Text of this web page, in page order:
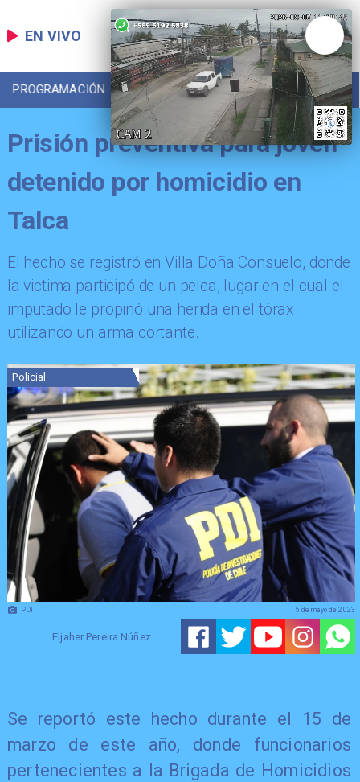
EN VIVO
PROGRAMACIÓN LOCAL DEPORTES
Prisión preventiva para joven
detenido por homicidio en
Talca
​El hecho se registró en Villa Doña Consuelo, donde
la victima participó de un pelea, lugar en el cual el
imputado le propinó una herida en el tórax
utilizando un arma cortante.
PDI
Policial
Eljaher Pereira Núñez
5 de mayo de 2023
Se reportó este hecho durante el 15 de
marzo de este año, donde funcionarios
pertenecientes a la Brigada de Homicidios